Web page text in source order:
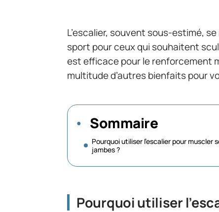
L’escalier, souvent sous-estimé,
sport pour ceux qui souhaitent
est efficace pour le renforcement
multitude d’autres bienfaits pour
Sommaire
Pourquoi utiliser l’escalier pour muscler
jambes ?
Pourquoi utiliser